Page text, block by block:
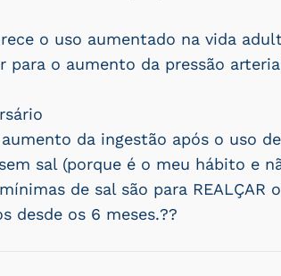
o uso aumentado na vida
o aumento da pressão
da ingestão após o uso
sal (porque é o meu hábito e
de sal são para REALÇAR
desde os 6 meses.??